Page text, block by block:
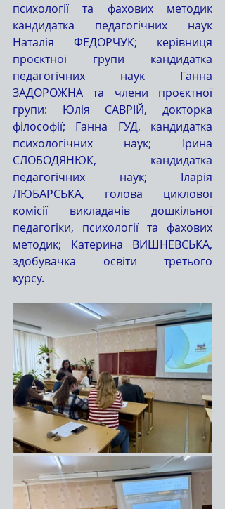
психології та фахових методик
кандидатка педагогічних наук
Наталія ФЕДОРЧУК; керівниця
проєктної групи кандидатка
педагогічних наук Ганна
ЗАДОРОЖНА та члени проєктної
групи: Юлія САВРІЙ, докторка
філософії; Ганна ГУД, кандидатка
психологічних наук; Ірина
СЛОБОДЯНЮК, кандидатка
педагогічних наук; Іларія
ЛЮБАРСЬКА, голова циклової
комісії викладачів дошкільної
педагогіки, психології та фахових
методик; Катерина ВИШНЕВСЬКА,
здобувачка освіти третього
курсу.